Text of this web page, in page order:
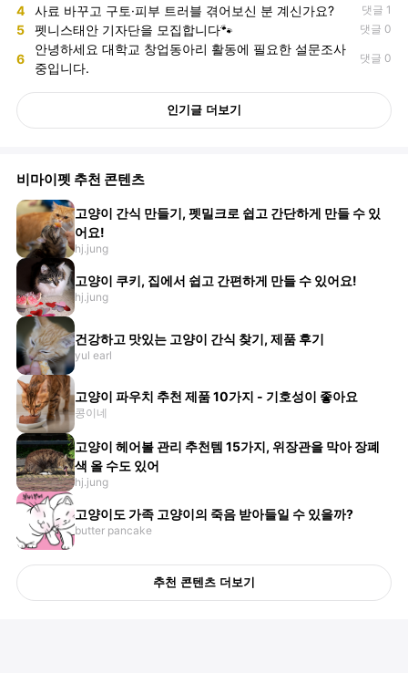
4 사료 바꾸고 구토·피부 트러블 겪어보신 분 계신가요? 댓글 1
5 펫니스태안 기자단을 모집합니다🐾 댓글 0
6
안녕하세요 대학교 창업동아리 활동에 필요한 설문조사
중입니다.
댓글 0
인기글 더보기
비마이펫 추천 콘텐츠
고양이 간식 만들기, 펫밀크로 쉽고 간단하게 만들 수 있
어요!
hj.jung
고양이 쿠키, 집에서 쉽고 간편하게 만들 수 있어요!
hj.jung
건강하고 맛있는 고양이 간식 찾기, 제품 후기
yul earl
고양이 파우치 추천 제품 10가지 - 기호성이 좋아요
콩이네
고양이 헤어볼 관리 추천템 15가지, 위장관을 막아 장폐
색 올 수도 있어
hj.jung
고양이도 가족 고양이의 죽음 받아들일 수 있을까?
butter pancake
추천 콘텐츠 더보기